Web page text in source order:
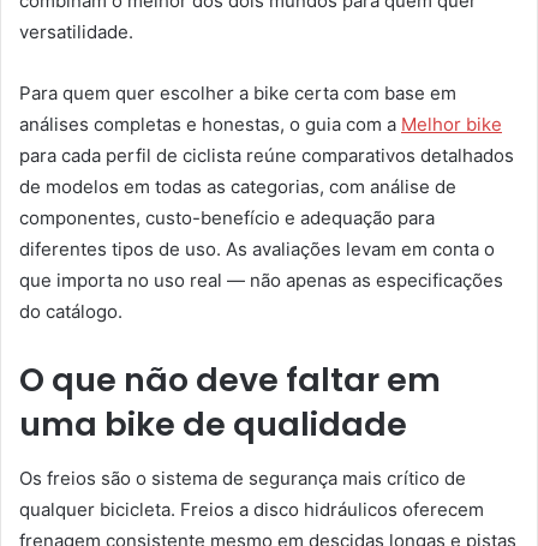
versatilidade.
Para quem quer escolher a bike certa com base em
análises completas e honestas, o guia com a Melhor bike
para cada perfil de ciclista reúne comparativos detalhados
de modelos em todas as categorias, com análise de
componentes, custo-benefício e adequação para
diferentes tipos de uso. As avaliações levam em conta o
que importa no uso real — não apenas as especificações
do catálogo.
O que não deve faltar em
uma bike de qualidade
Os freios são o sistema de segurança mais crítico de
qualquer bicicleta. Freios a disco hidráulicos oferecem
frenagem consistente mesmo em descidas longas e pistas